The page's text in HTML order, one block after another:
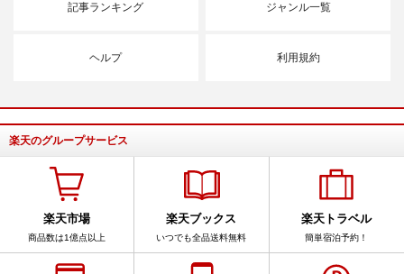
記事ランキング ジャンル一覧
ヘルプ 利用規約
楽天のグループサービス
楽天市場
商品数は1億点以上
楽天ブックス
いつでも全品送料無料
楽天トラベル
簡単宿泊予約！